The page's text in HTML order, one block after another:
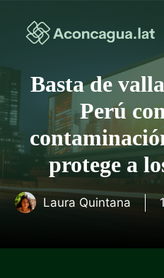
contenido
Basta de
Perú
protege a
Laura Quintana